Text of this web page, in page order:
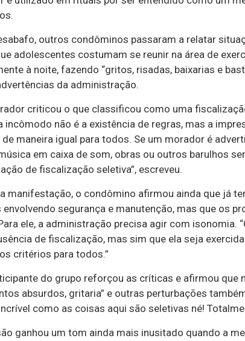
outros condôminos passaram a relatar
adolescentes costumam se reunir na área de
à noite, fazendo “gritos, risadas, baixarias e
da administração.
criticou o que classificou como uma
incômodo não é a existência de regras, mas a
de maneira igual para todos. Se um morador é
em caixa de som, obras ou outros barulhos
de fiscalização seletiva”, escreveu.
manifestação, o condômino afirmou ainda que já
segurança e manutenção, mas que os
ele, a administração precisa agir com isonomia.
de fiscalização, mas sim que ela seja
critérios para todos.”
do grupo reforçou as críticas e afirmou que
absurdos, gritaria” e outras perturbações
como as coisas aqui são seletivas né!
ganhou um tom ainda mais inusitado quando a